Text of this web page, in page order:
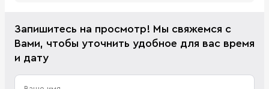
Запишитесь на просмотр! Мы свяжемся с
Вами, чтобы уточнить удобное для вас время
и дату